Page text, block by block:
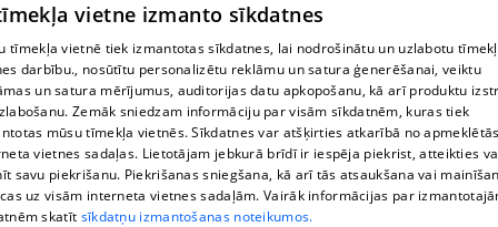
pirms 2 gadiem, 3 mēnešiem
Katy Tindemark nākas atteikt Dāvida
piedāvājumam miljonāra dēļ
46. epizode
vietne izmanto sīkdatnes
tīmekļa vietnē tiek izmantotas sīkdatnes, lai nodrošinātu un uzlabotu
darbību., nosūtītu personalizētu reklāmu un satura ģenerēšanai, veiktu
un satura mērījumus, auditorijas datu apkopošanu, kā arī produktu
Zemāk sniedzam informāciju par visām sīkdatnēm, kuras tiek
mūsu tīmekļa vietnēs. Sīkdatnes var atšķirties atkarībā no
vietnes sadaļas. Lietotājam jebkurā brīdī ir iespēja piekrist, atteikties
savu piekrišanu. Piekrišanas sniegšana, kā arī tās atsaukšana vai
uz visām interneta vietnes sadaļām. Vairāk informācijas par
skatīt sīkdatņu izmantošanas noteikumos.